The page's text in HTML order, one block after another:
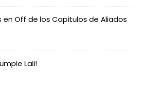
en Off de los Capitulos de Aliados
Lali!